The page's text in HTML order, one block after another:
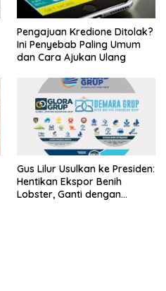
Pengajuan Kredione Ditolak?
Ini Penyebab Paling Umum
dan Cara Ajukan Ulang
Gus Lilur Usulkan ke Presiden:
Hentikan Ekspor Benih
Lobster, Ganti dengan